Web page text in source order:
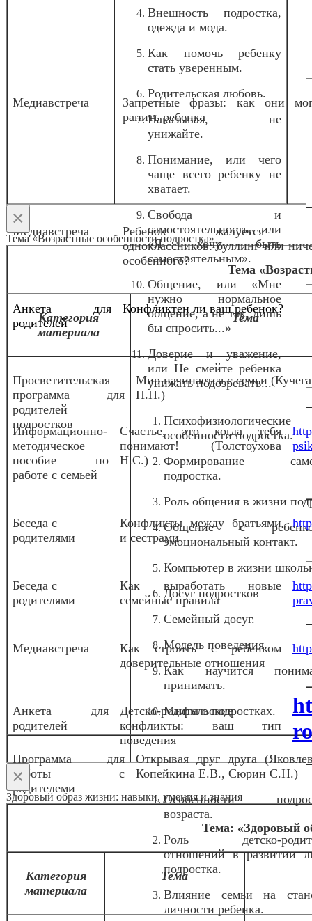
Медиавстреча
Запретные фразы: как они
ранить ребенка
Медиавстреча
Ребенок жалуется
одноклассников: буллинг или
особенного?о
Анкета для
родителей
Конфликтен ли ваш ребенок?
Внешность подростка,
одежда и мода.
Как помочь ребенку
стать уверенным.
Родительская любовь.
Наказывая, не
унижайте.
Понимание, или чего
чаще всего ребенку не
хватает.
Свобода и
самостоятельность, или
«Я хочу быть
самостоятельным».
Общение, или «Мне
нужно нормальное
общение, а не так, лишь
бы спросить...»
Доверие и уважение,
или Не смейте ребенка
унижать подозревать...
Информационно-
методическое
пособие по
работе с семьей
Счастье, это когда тебя
понимают! (Толстоухова
Н.С.)
Беседа с
родителями
Конфликты между братьями
и сестрами
Беседа с
родителями
Как выработать новые
семейные правила
Медиавстреча
Как строить с ребенком
доверительные отношения
Анкета для
родителей
Детско-родительские
конфликты: ваш тип
поведения
×
Тема «Возрастные особенности подростка»
Тема
Категория
материала
Тема
Просветительская
программа для
родителей
подростков
Мир начинается с семьи
П.П.)
Психофизиологические
особенности подростка.
Формирование
подростка.
Роль общения в жизни
Общение с
эмоциональный контакт.
Компьютер в жизни
Досуг подростков
Семейный досуг.
Модель поведения.
Как научится
принимать.
Мифы о подростках.
Программа для
работы с
родителеми
Открывая друг друга
Копейкина Е.В., Сюрин С.Н.)
Особенности
возраста.
Роль детско-
отношений в развитии
подростка.
Влияние семьи на
личности ребенка.
×
Здоровый образ жизни: навыки, умения и знания
Тема: «Здоровый
Категория
материала
Тема